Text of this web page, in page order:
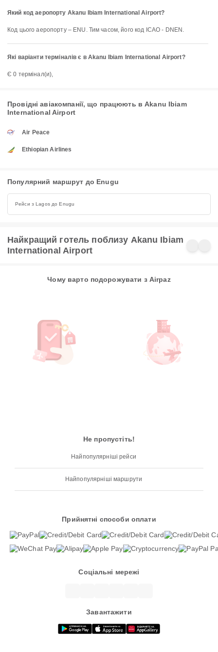
Який код аеропорту Akanu Ibiam International Airport?
Код цього аеропорту – ENU. Тим часом, його код ICAO - DNEN.
Які варіанти терміналів є в Akanu Ibiam International Airport?
Є 0 термінал(и),
Провідні авіакомпанії, що працюють в Akanu Ibiam
International Airport
Air Peace
Ethiopian Airlines
Популярний маршрут до Enugu
Рейси з Lagos до Enugu
Найкращий готель поблизу Akanu Ibiam
International Airport
Чому варто подорожувати з Airpaz
Не пропустіть!
Найпопулярніші рейси
Найпопулярніші маршрути
Прийнятні способи оплати
Соціальні мережі
Завантажити